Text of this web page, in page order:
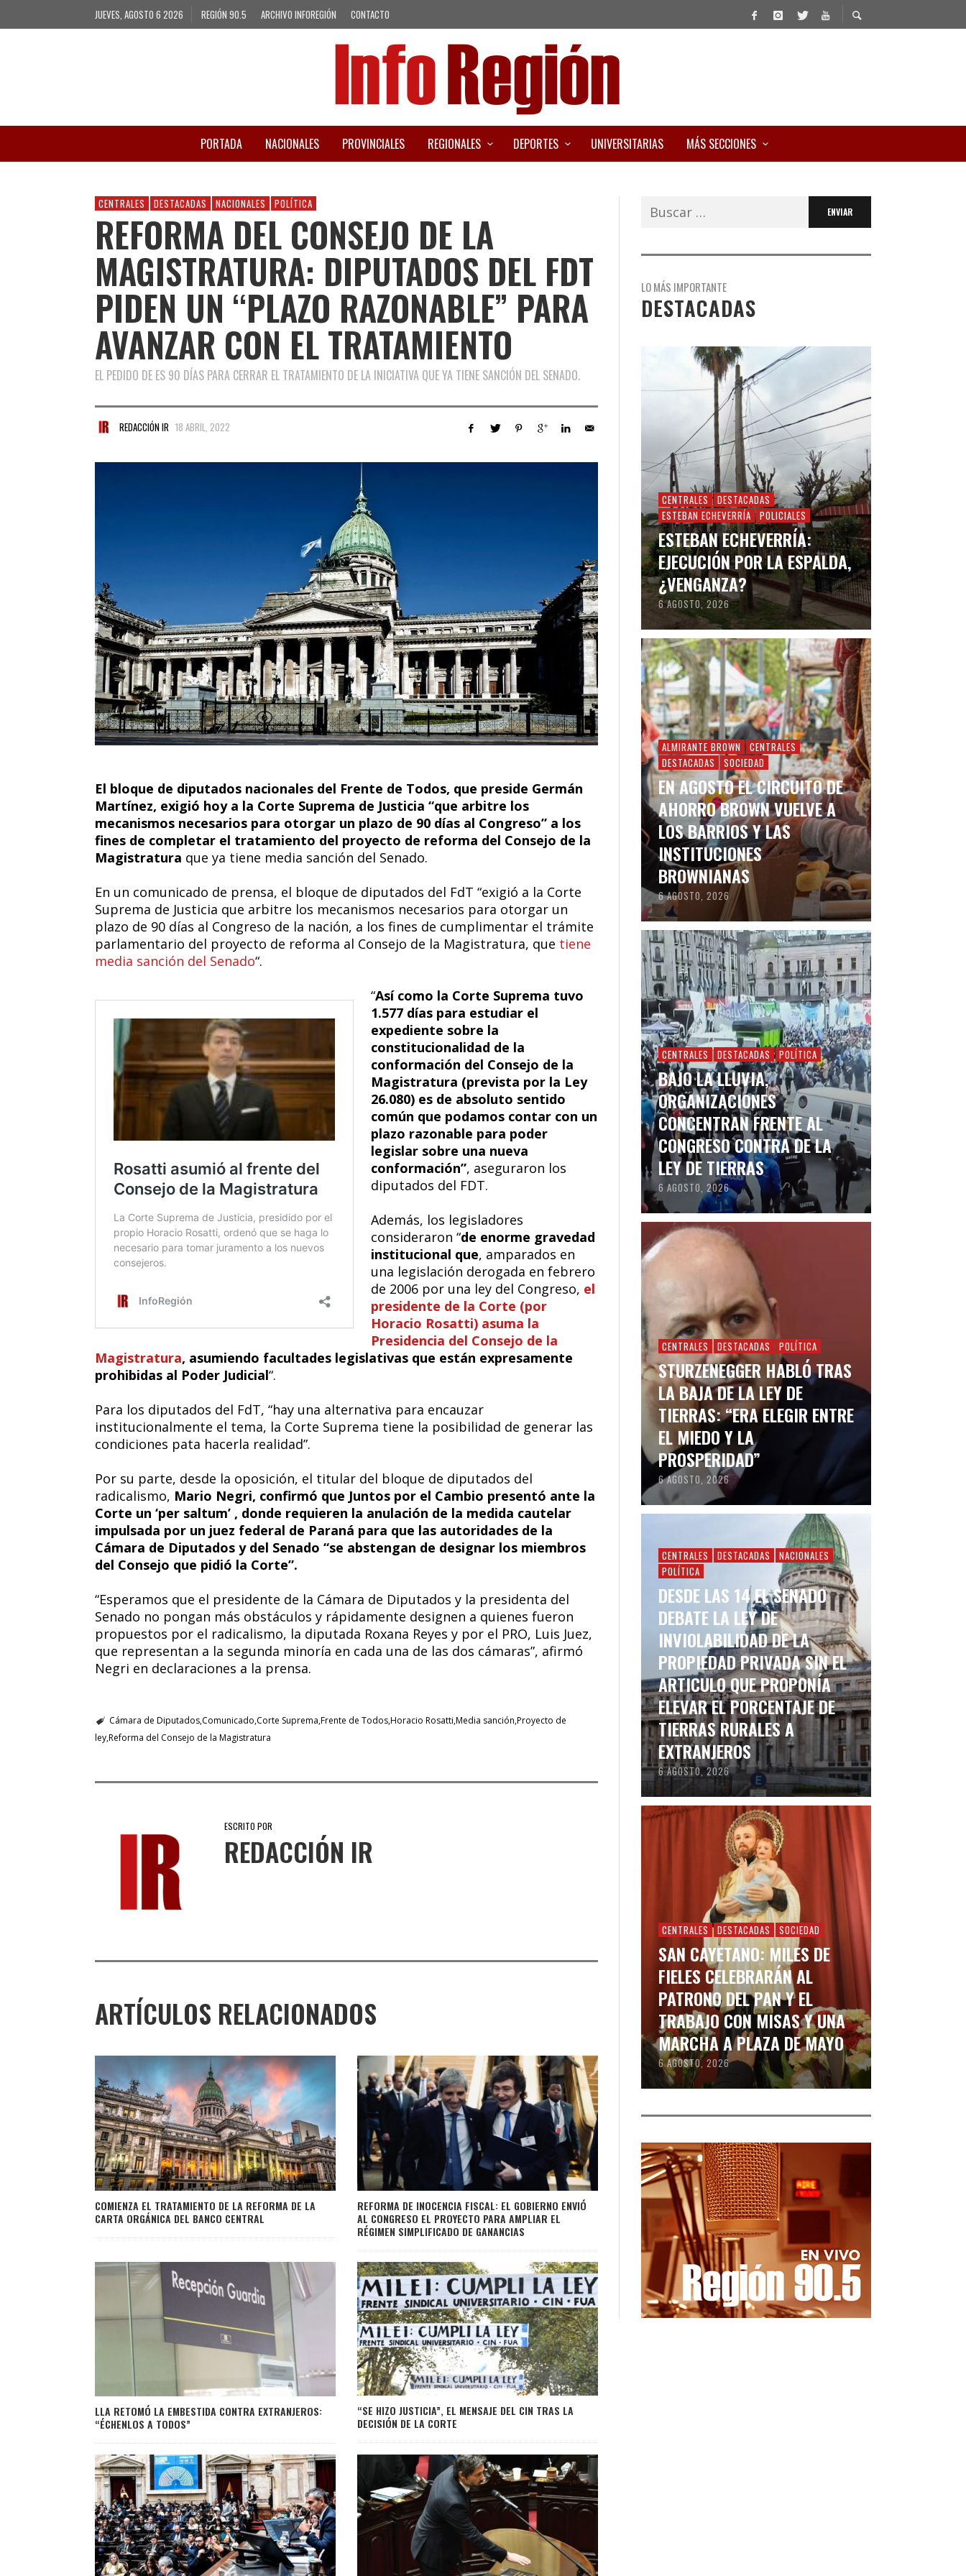
JUEVES, AGOSTO 6 2026 REGIÓN 90.5 ARCHIVO INFOREGIÓN CONTACTO
PORTADA NACIONALES PROVINCIALES REGIONALES DEPORTES UNIVERSITARIAS MÁS SECCIONES
CENTRALES DESTACADAS NACIONALES POLÍTICA
REFORMA DEL CONSEJO DE LA
MAGISTRATURA: DIPUTADOS DEL FDT
PIDEN UN “PLAZO RAZONABLE” PARA
AVANZAR CON EL TRATAMIENTO
EL PEDIDO DE ES 90 DÍAS PARA CERRAR EL TRATAMIENTO DE LA INICIATIVA QUE YA TIENE SANCIÓN DEL SENADO.
REDACCIÓN IR 18 ABRIL, 2022
El bloque de diputados nacionales del Frente de Todos, que preside Germán
Martínez, exigió hoy a la Corte Suprema de Justicia “que arbitre los
mecanismos necesarios para otorgar un plazo de 90 días al Congreso” a los
fines de completar el tratamiento del proyecto de reforma del Consejo de la
Magistratura que ya tiene media sanción del Senado.
En un comunicado de prensa, el bloque de diputados del FdT “exigió a la Corte
Suprema de Justicia que arbitre los mecanismos necesarios para otorgar un
plazo de 90 días al Congreso de la nación, a los fines de cumplimentar el trámite
parlamentario del proyecto de reforma al Consejo de la Magistratura, que tiene
media sanción del Senado“.
“Así como la Corte Suprema tuvo
1.577 días para estudiar el
expediente sobre la
constitucionalidad de la
conformación del Consejo de la
Magistratura (prevista por la Ley
26.080) es de absoluto sentido
común que podamos contar con un
plazo razonable para poder
legislar sobre una nueva
conformación”, aseguraron los
diputados del FDT.
Además, los legisladores
consideraron “de enorme gravedad
institucional que, amparados en
una legislación derogada en febrero
de 2006 por una ley del Congreso, el
presidente de la Corte (por
Horacio Rosatti) asuma la
Presidencia del Consejo de la
Magistratura, asumiendo facultades legislativas que están expresamente
prohibidas al Poder Judicial“.
Para los diputados del FdT, “hay una alternativa para encauzar
institucionalmente el tema, la Corte Suprema tiene la posibilidad de generar las
condiciones pata hacerla realidad”.
Por su parte, desde la oposición, el titular del bloque de diputados del
radicalismo, Mario Negri, confirmó que Juntos por el Cambio presentó ante la
Corte un ‘per saltum’ , donde requieren la anulación de la medida cautelar
impulsada por un juez federal de Paraná para que las autoridades de la
Cámara de Diputados y del Senado “se abstengan de designar los miembros
del Consejo que pidió la Corte”.
“Esperamos que el presidente de la Cámara de Diputados y la presidenta del
Senado no pongan más obstáculos y rápidamente designen a quienes fueron
propuestos por el radicalismo, la diputada Roxana Reyes y por el PRO, Luis Juez,
que representan a la segunda minoría en cada una de las dos cámaras”, afirmó
Negri en declaraciones a la prensa.
Cámara de DiputadosComunicado Corte Suprema Frente de TodosHoracio Rosatti Media sanción Proyecto de
leyReforma del Consejo de la Magistratura
ESCRITO POR
REDACCIÓN IR
ARTÍCULOS RELACIONADOS
COMIENZA EL TRATAMIENTO DE LA REFORMA DE LA
CARTA ORGÁNICA DEL BANCO CENTRAL
REFORMA DE INOCENCIA FISCAL: EL GOBIERNO ENVIÓ
AL CONGRESO EL PROYECTO PARA AMPLIAR EL
RÉGIMEN SIMPLIFICADO DE GANANCIAS
LLA RETOMÓ LA EMBESTIDA CONTRA EXTRANJEROS:
“ÉCHENLOS A TODOS”
“SE HIZO JUSTICIA”, EL MENSAJE DEL CIN TRAS LA
DECISIÓN DE LA CORTE
Buscar:
LO MÁS IMPORTANTE
DESTACADAS
CENTRALES
DESTACADAS
ESTEBAN ECHEVERRÍA
POLICIALES
ESTEBAN ECHEVERRÍA:
EJECUCIÓN POR LA ESPALDA,
¿VENGANZA?
6 AGOSTO, 2026
ALMIRANTE BROWN
CENTRALES
DESTACADAS
SOCIEDAD
EN AGOSTO EL CIRCUITO DE
AHORRO BROWN VUELVE A
LOS BARRIOS Y LAS
INSTITUCIONES
BROWNIANAS
6 AGOSTO, 2026
CENTRALES DESTACADAS POLÍTICA
BAJO LA LLUVIA,
ORGANIZACIONES
CONCENTRAN FRENTE AL
CONGRESO CONTRA DE LA
LEY DE TIERRAS
6 AGOSTO, 2026
CENTRALES DESTACADAS POLÍTICA
STURZENEGGER HABLÓ TRAS
LA BAJA DE LA LEY DE
TIERRAS: “ERA ELEGIR ENTRE
EL MIEDO Y LA
PROSPERIDAD”
6 AGOSTO, 2026
CENTRALES DESTACADAS
NACIONALES
POLÍTICA
DESDE LAS 14 EL SENADO
DEBATE LA LEY DE
INVIOLABILIDAD DE LA
PROPIEDAD PRIVADA SIN EL
ARTICULO QUE PROPONÍA
ELEVAR EL PORCENTAJE DE
TIERRAS RURALES A
EXTRANJEROS
6 AGOSTO, 2026
CENTRALES DESTACADAS SOCIEDAD
SAN CAYETANO: MILES DE
FIELES CELEBRARÁN AL
PATRONO DEL PAN Y EL
TRABAJO CON MISAS Y UNA
MARCHA A PLAZA DE MAYO
6 AGOSTO, 2026